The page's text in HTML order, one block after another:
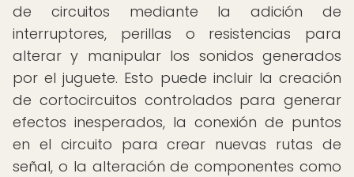
de circuitos mediante la adición de
interruptores, perillas o resistencias para
alterar y manipular los sonidos generados
por el juguete. Esto puede incluir la creación
de cortocircuitos controlados para generar
efectos inesperados, la conexión de puntos
en el circuito para crear nuevas rutas de
señal, o la alteración de componentes como